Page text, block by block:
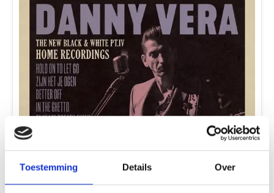
Toestemming Details Over